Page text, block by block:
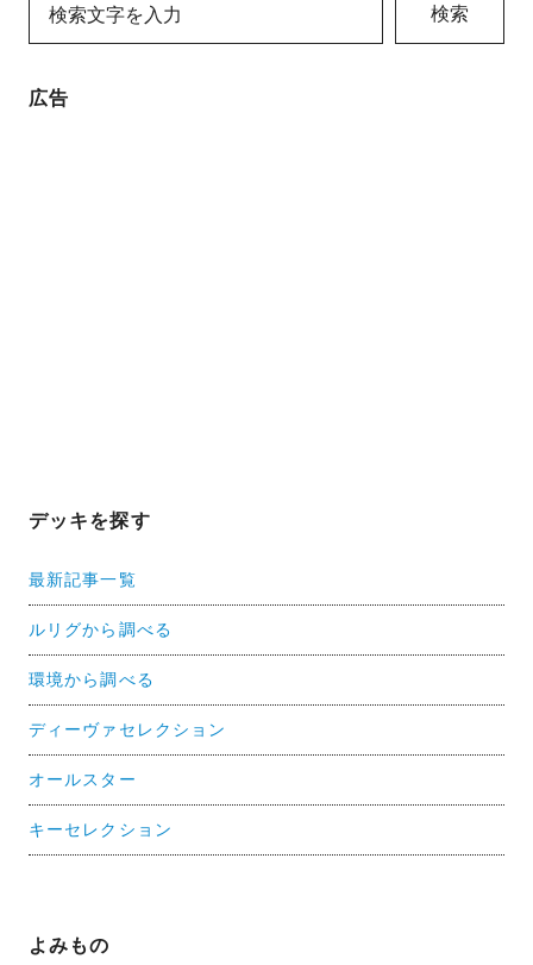
検索
広告
デッキを探す
最新記事一覧
ルリグから調べる
環境から調べる
ディーヴァセレクション
オールスター
キーセレクション
よみもの